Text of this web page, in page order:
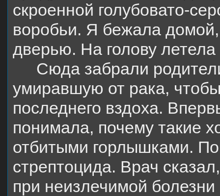
скроенной голубовато-
воробьи. Я бежала
дверью. На голову
Сюда забрали
умиравшую от рака,
последнего вздоха.
понимала, почему такие
отбитыми горлышками.
стрептоцида. Врач
при неизлечимой